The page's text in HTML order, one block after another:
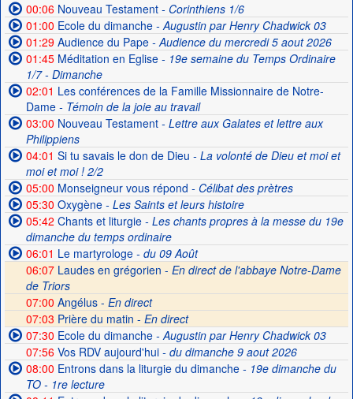
00:06Nouveau Testament- Corinthiens 1/6
01:00 Ecole du dimanche- Augustin par Henry Chadwick 03
01:29Audience du Pape- Audience du mercredi 5 aout 2026
01:45Méditation en Eglise- 19e semaine du Temps Ordinaire
1/7 - Dimanche
02:01 Les conférences de la Famille Missionnaire de Notre-
Dame- Témoin de la joie au travail
03:00 Nouveau Testament- Lettre aux Galates et lettre aux
Philippiens
04:01 Si tu savais le don de Dieu - La volonté de Dieu et moi et
moi et moi ! 2/2
05:00 Monseigneur vous répond - Célibat des prètres
05:30 Oxygène- Les Saints et leurs histoire
05:42 Chants et liturgie- Les chants propres à la messe du 19e
dimanche du temps ordinaire
06:01 Le martyrologe- du 09 Août
06:07Laudes en grégorien - En direct de l'abbaye Notre-Dame
de Triors
07:00 Angélus - En direct
07:03 Prière du matin - En direct
07:30 Ecole du dimanche- Augustin par Henry Chadwick 03
07:56Vos RDV aujourd'hui- du dimanche 9 aout 2026
08:00 Entrons dans la liturgie du dimanche- 19e dimanche du
TO - 1re lecture